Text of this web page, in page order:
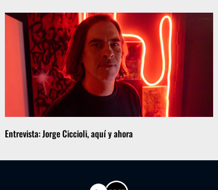
Entrevista: Jorge Ciccioli, aquí y ahora